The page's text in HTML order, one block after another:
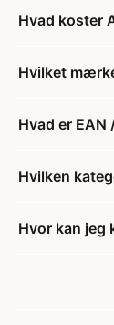
Hvad koster
Hvilket
Hvad er
Hvilken
Hvor kan jeg